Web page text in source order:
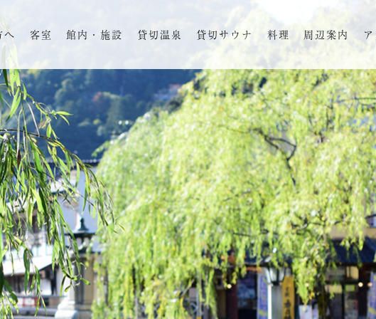
へ 客室 館内・施設 貸切温泉 貸切サウナ 料理 周辺案内